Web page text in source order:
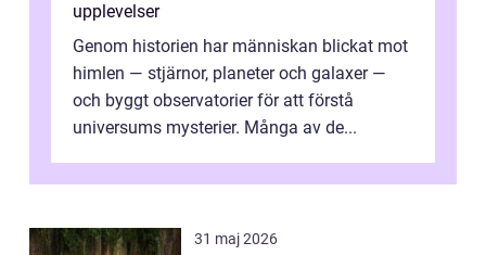
upplevelser
Genom historien har människan blickat mot
himlen — stjärnor, planeter och galaxer —
och byggt observatorier för att förstå
universums mysterier. Många av de...
31 maj 2026